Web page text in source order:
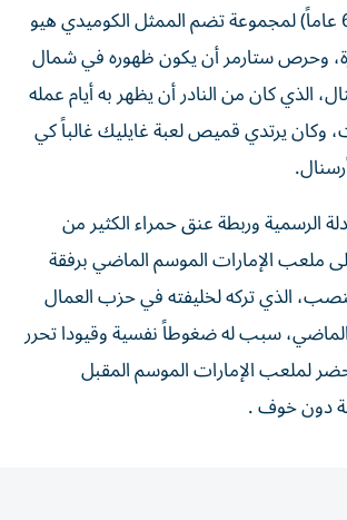
وانضم ستارمر (63 عاماً) لمجموعة تضم الممثل الكوميدي هيو
وحرص ستارمر أن يكون ظهوره في شمال
الذي كان من النادر أن يظهر به أيام عمله
وكان يرتدي قميص لعبة غايليك غالباً كي
الرسمية وربطة عنق حمراء الكثير من
ملعب الإمارات الموسم الماضي برفقة
الذي تركه لخليفته في حزب العمال
سبب له ضغوطاً نفسية وقيودا تحرر
لملعب الإمارات الموسم المقبل
دون خوف .